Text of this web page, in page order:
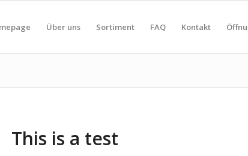
Über uns Sortiment FAQ Kontakt
This is a test